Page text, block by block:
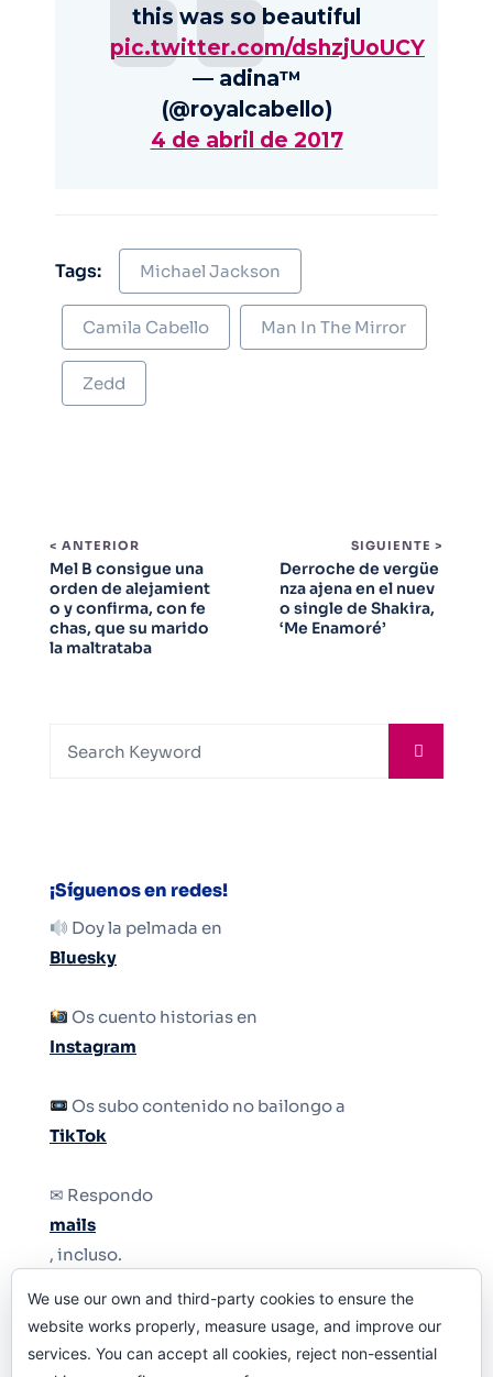
this was so beautiful
pic.twitter.com/dshzjUoUCY
— adina™
(@royalcabello)
4 de abril de 2017
Tags: Michael Jackson
Camila Cabello Man In The Mirror
Zedd
< ANTERIOR
Mel B consigue una
orden de alejamient
o y confirma, con fe
chas, que su marido
la maltrataba
SIGUIENTE >
Derroche de vergüe
nza ajena en el nuev
o single de Shakira,
‘Me Enamoré’
¡Síguenos en redes!
Doy la pelmada en
Bluesky
Os cuento historias en
Instagram
Os subo contenido no bailongo a
TikTok
✉ Respondo
mails
, incluso.
Y si una persona no puede tener teléfono, que
le quiten el teléfono.
We use our own and third-party cookies to ensure the
website works properly, measure usage, and improve our
services. You can accept all cookies, reject non-essential